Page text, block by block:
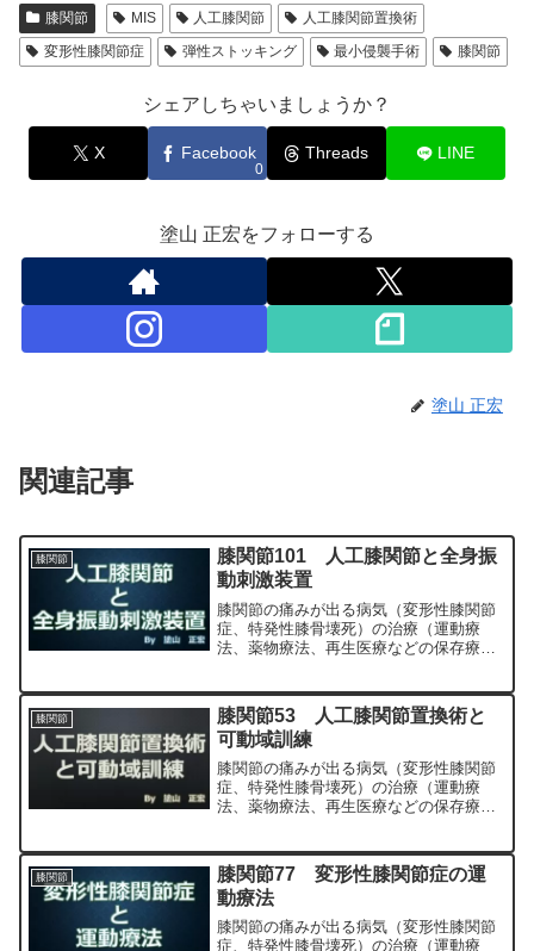
膝関節 MIS 人工膝関節
人工膝関節置換術
変形性膝関節症
弾性ストッキング 最小侵襲手術 膝関節
シェアしちゃいましょうか？
X Facebook
0
Threads LINE
塗山 正宏をフォローする
塗山 正宏
関連記事
膝関節
膝関節101 人工膝関節と全身振
動刺激装置
膝関節の痛みが出る病気（変形性膝関節
症、特発性膝骨壊死）の治療（運動療
法、薬物療法、再生医療などの保存療
専門医（人工関節手術を専門）の塗山正
宏が色々と説明します。
膝関節
膝関節53 人工膝関節置換術と
可動域訓練
膝関節の痛みが出る病気（変形性膝関節
症、特発性膝骨壊死）の治療（運動療
法、薬物療法、再生医療などの保存療
専門医（人工関節手術を専門）の塗山正
宏が色々と説明します。
膝関節
膝関節77 変形性膝関節症の運
動療法
膝関節の痛みが出る病気（変形性膝関節
症、特発性膝骨壊死）の治療（運動療